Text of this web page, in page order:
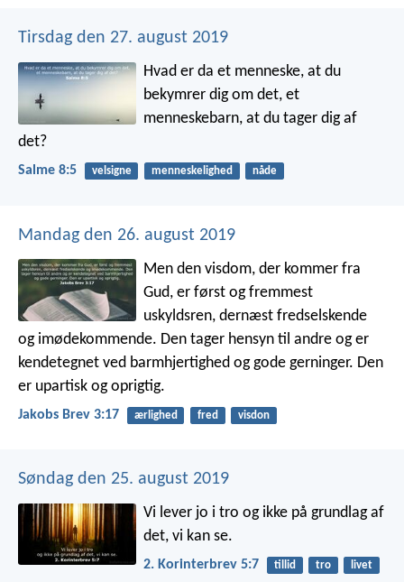
Tirsdag den 27. august 2019
Hvad er da et menneske, at du
bekymrer dig om det, et
menneskebarn, at du tager dig af
det?
Salme 8:5 velsigne menneskelighed nåde
Mandag den 26. august 2019
Men den visdom, der kommer fra
Gud, er først og fremmest
uskyldsren, dernæst fredselskende
og imødekommende. Den tager hensyn til andre og er
kendetegnet ved barmhjertighed og gode gerninger. Den
er upartisk og oprigtig.
Jakobs Brev 3:17 ærlighed fred visdon
Søndag den 25. august 2019
Vi lever jo i tro og ikke på grundlag af
det, vi kan se.
2. Korinterbrev 5:7 tillid tro livet